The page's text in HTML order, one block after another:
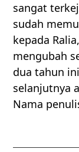
sangat
sudah
kepada
mengubah
dua tahun
selanjutnya
Nama